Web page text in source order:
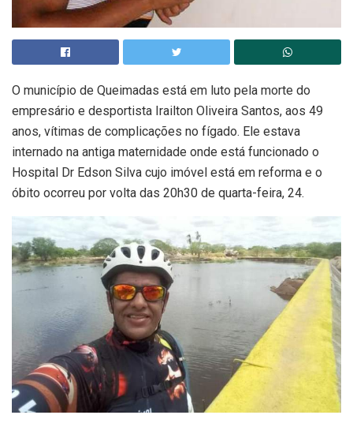
O município de Queimadas está em luto pela morte do
empresário e desportista Irailton Oliveira Santos, aos 49
anos, vítimas de complicações no fígado. Ele estava
internado na antiga maternidade onde está funcionado o
Hospital Dr Edson Silva cujo imóvel está em reforma e o
óbito ocorreu por volta das 20h30 de quarta-feira, 24.